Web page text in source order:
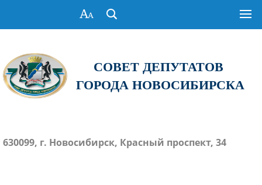
СОВЕТ ДЕПУТАТОВ
ГОРОДА НОВОСИБИРСКА
630099, г. Новосибирск, Красный проспект, 34